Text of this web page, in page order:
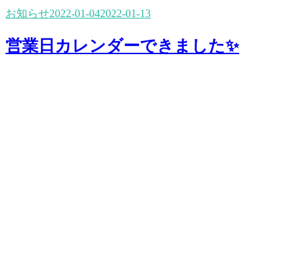
お知らせ2022-01-042022-01-13
営業日カレンダーできました✨